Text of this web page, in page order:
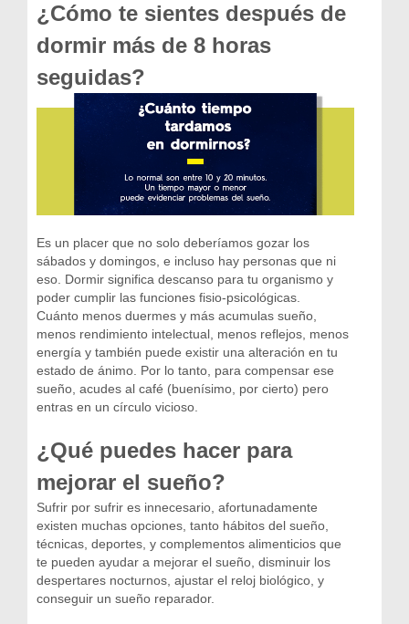
¿Cómo te sientes después de
dormir más de 8 horas
seguidas?
Es un placer que no solo deberíamos gozar los
sábados y domingos, e incluso hay personas que ni
eso. Dormir significa descanso para tu organismo y
poder cumplir las funciones fisio-psicológicas.
Cuánto menos duermes y más acumulas sueño,
menos rendimiento intelectual, menos reflejos, menos
energía y también puede existir una alteración en tu
estado de ánimo. Por lo tanto, para compensar ese
sueño, acudes al café (buenísimo, por cierto) pero
entras en un círculo vicioso.
¿Qué puedes hacer para
mejorar el sueño?
Sufrir por sufrir es innecesario, afortunadamente
existen muchas opciones, tanto hábitos del sueño,
técnicas, deportes, y complementos alimenticios que
te pueden ayudar a mejorar el sueño, disminuir los
despertares nocturnos, ajustar el reloj biológico, y
conseguir un sueño reparador.